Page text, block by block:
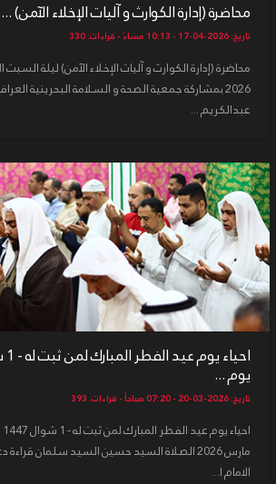
محاضرة (إدارة الكوارث و آليات الإخلاء الآمن) ...
تاريخ: 2026-04-17 - 10:13 مساءً - قراءات: 330
2026 بمشاركة جمعية الصحة و السلامة البحرينية
عبدالكريم ...
يوم ...
تاريخ: 2026-03-20 - 07:20 صباحاً - قراءات: 393
مارس 2026 الصلاة السيد حسين السيد سلمان قراءة
الامام ا...